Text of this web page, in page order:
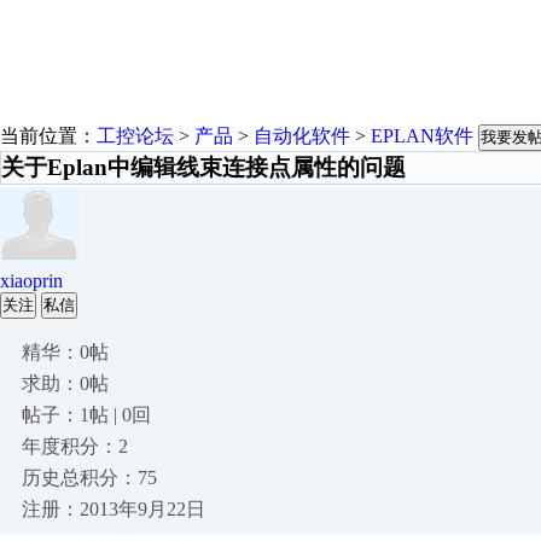
当前位置： 工控论坛 > 产品 > 自动化软件 > EPLAN软件 我要发
关于Eplan中编辑线束连接点属性的问题
xiaoprin
关注 私信
精华：0帖
求助：0帖
帖子：1帖 | 0回
年度积分：2
历史总积分：75
注册：2013年9月22日